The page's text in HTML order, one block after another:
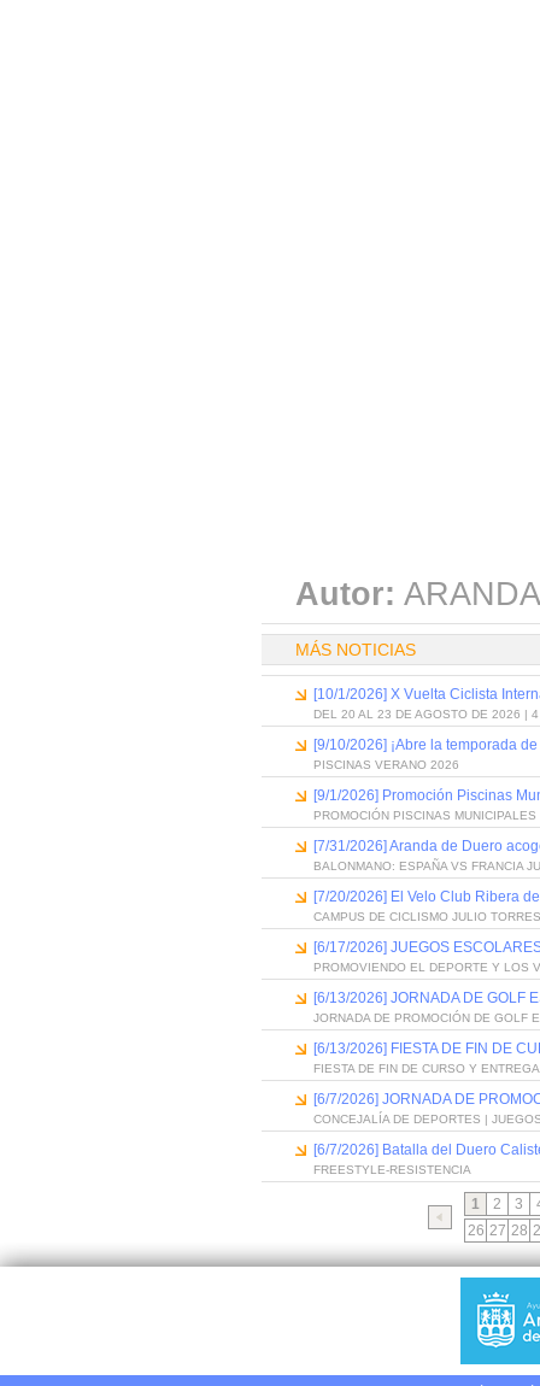
Autor:
MÁS NOTICIAS
[10/1/2026] X Vuelta Ciclista
DEL 20 AL 23 DE AGOSTO DE 2026 | 4
[9/10/2026] ¡Abre la temporada
PISCINAS VERANO 2026
[9/1/2026] Promoción Piscinas
PROMOCIÓN PISCINAS
[7/31/2026] Aranda de Duero
BALONMANO: ESPAÑA VS FRANCIA
[7/20/2026] El Velo Club Ribera
CAMPUS DE CICLISMO JULIO
[6/17/2026] JUEGOS
PROMOVIENDO EL DEPORTE Y LOS
[6/13/2026] JORNADA DE GOLF
JORNADA DE PROMOCIÓN DE GOLF
[6/13/2026] FIESTA DE FIN DE
FIESTA DE FIN DE CURSO Y
[6/7/2026] JORNADA DE
CONCEJALÍA DE DEPORTES |
[6/7/2026] Batalla del Duero
FREESTYLE-RESISTENCIA
1 2 3
26 27 28